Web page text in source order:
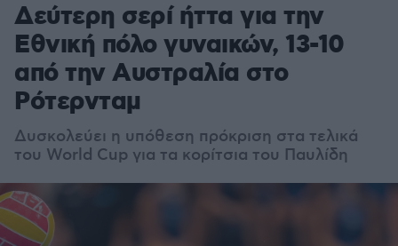
Δεύτερη σερί ήττα για την
Εθνική πόλο γυναικών, 13-10
από την Αυστραλία στο
Ρότερνταμ
Δυσκολεύει η υπόθεση πρόκριση στα τελικά
του World Cup για τα κορίτσια του Παυλίδη